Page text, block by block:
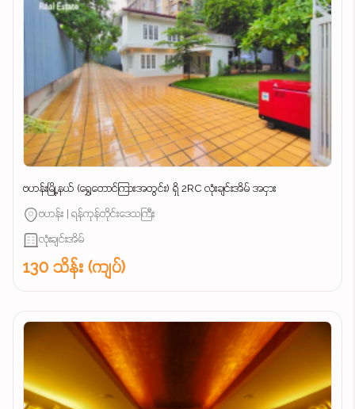
ဗဟန်းမြို့နယ် (ရွှေတောင်ကြားအတွင်း) ရှိ 2RC လုံးချင်းအိမ် အငှား
ဗဟန်း | ရန်ကုန်တိုင်းဒေသကြီး
လုံးချင်းအိမ်
130 သိန်း (ကျပ်)